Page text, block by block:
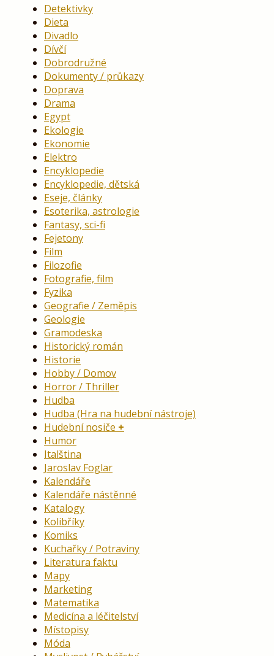
Detektivky
Dieta
Divadlo
Dívčí
Dobrodružné
Dokumenty / průkazy
Doprava
Drama
Egypt
Ekologie
Ekonomie
Elektro
Encyklopedie
Encyklopedie, dětská
Eseje, články
Esoterika, astrologie
Fantasy, sci-fi
Fejetony
Film
Filozofie
Fotografie, film
Fyzika
Geografie / Zeměpis
Geologie
Gramodeska
Historický román
Historie
Hobby / Domov
Horror / Thriller
Hudba
Hudba (Hra na hudební nástroje)
Hudební nosiče
Humor
Italština
Jaroslav Foglar
Kalendáře
Kalendáře nástěnné
Katalogy
Kolibříky
Komiks
Kuchařky / Potraviny
Literatura faktu
Mapy
Marketing
Matematika
Medicína a léčitelství
Místopisy
Móda